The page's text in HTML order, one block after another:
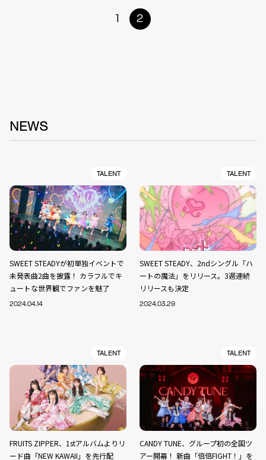
1 2
NEWS
TALENT
SWEET STEADYが初単独イベントで
未発表曲2曲を披露！ カラフルでキ
ュートな世界観でファンを魅了
2024.04.14
TALENT
SWEET STEADY、2ndシングル「ハ
ートの魔法」をリリース。3週連続
リリースも決定
2024.03.29
TALENT
FRUITS ZIPPER、1stアルバムよりリ
ード曲「NEW KAWAII」を先行配
TALENT
CANDY TUNE、グループ初の全国ツ
アー開幕！ 新曲「倍倍FIGHT！」を